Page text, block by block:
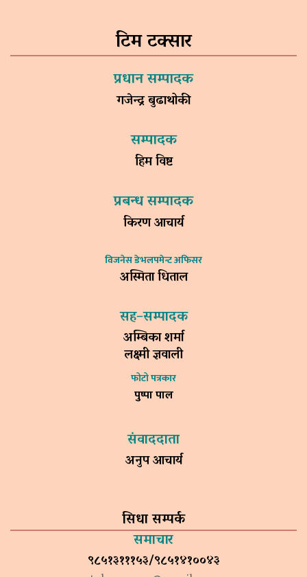
टिम टक्सार
प्रधान सम्पादक
गजेन्द्र बुढाथोकी
सम्पादक
हिम विष्ट
प्रबन्ध सम्पादक
किरण आचार्य
विजनेस डेभलपमेन्ट अफिसर
अस्मिता धिताल
सह–सम्पादक
अम्बिका शर्मा
लक्ष्मी ज्ञवाली
फोटो पत्रकार
पुष्पा पाल
संवाददाता
अनुप आचार्य
सिधा सम्पर्क
समाचार
९८५१३१११५३/९८५१४१००४३